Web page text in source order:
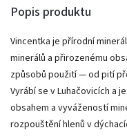
Popis produktu
Vincentka je přírodní
minerálů a přirozenému
způsobů použití — od pití
Vyrábí se v Luhačovicích a
obsahem a vyvážeností
rozpouštění hlenů v